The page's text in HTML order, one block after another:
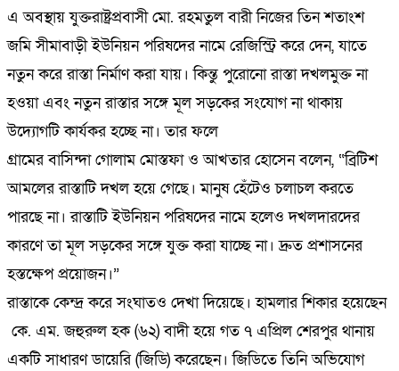
এ অবস্থায় যুক্তরাষ্ট্রপ্রবাসী মো. রহমতুল বারী নিজের তিন শতাংশ
জমি সীমাবাড়ী ইউনিয়ন পরিষদের নামে রেজিস্ট্রি করে দেন, যাতে
নতুন করে রাস্তা নির্মাণ করা যায়। কিন্তু পুরোনো রাস্তা দখলমুক্ত না
হওয়া এবং নতুন রাস্তার সঙ্গে মূল সড়কের সংযোগ না থাকায়
উদ্যোগটি কার্যকর হচ্ছে না। তার ফলে
গ্রামের বাসিন্দা গোলাম মোস্তফা ও আখতার হোসেন বলেন, “ব্রিটিশ
আমলের রাস্তাটি দখল হয়ে গেছে। মানুষ হেঁটেও চলাচল করতে
পারছে না। রাস্তাটি ইউনিয়ন পরিষদের নামে হলেও দখলদারদের
কারণে তা মূল সড়কের সঙ্গে যুক্ত করা যাচ্ছে না। দ্রুত প্রশাসনের
হস্তক্ষেপ প্রয়োজন।”
রাস্তাকে কেন্দ্র করে সংঘাতও দেখা দিয়েছে। হামলার শিকার হয়েছেন
কে. এম. জহুরুল হক (৬২) বাদী হয়ে গত ৭ এপ্রিল শেরপুর থানায়
একটি সাধারণ ডায়েরি (জিডি) করেছেন। জিডিতে তিনি অভিযোগ